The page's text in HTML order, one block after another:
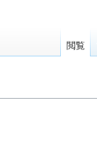
閲覧